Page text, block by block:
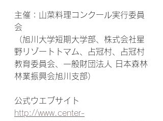
主催：山菜料理コンクール実行委員
会
（旭川大学短期大学部、株式会社星
野リゾートトマム、占冠村、占冠村
教育委員会、一般財団法人 日本森林
林業振興会旭川支部）
公式ウエブサイト
http://www.center-